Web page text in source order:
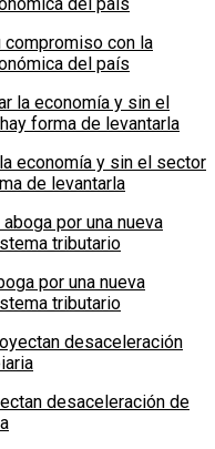
compromiso con la
del país
economía y sin el sector
de levantarla
por una nueva
tributario
desaceleración de